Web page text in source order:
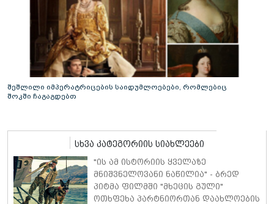
შეშლილი იმპერატრიცების საიდუმლოებები, რომლებიც
შოკში ჩაგაგდებთ
სხვა კატეგორიის სიახლეები
"ის ამ ისტორიის ყველაზე
მნიშვნელოვანი ნაწილია" - ბრედ
პიტმა ფილმში "მხეცის გული"
ოთხფეხა პარტნიორთან დაახლოების